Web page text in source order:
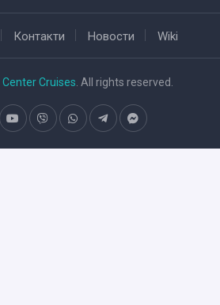
Контакти Новости Wiki
Center Cruises . All rights reserved.